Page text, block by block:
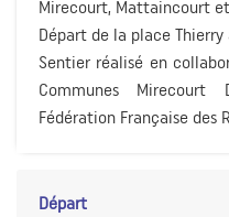
Mirecourt, Mattaincourt
Départ de la place
Sentier réalisé en
Communes
Fédération Française des
Départ